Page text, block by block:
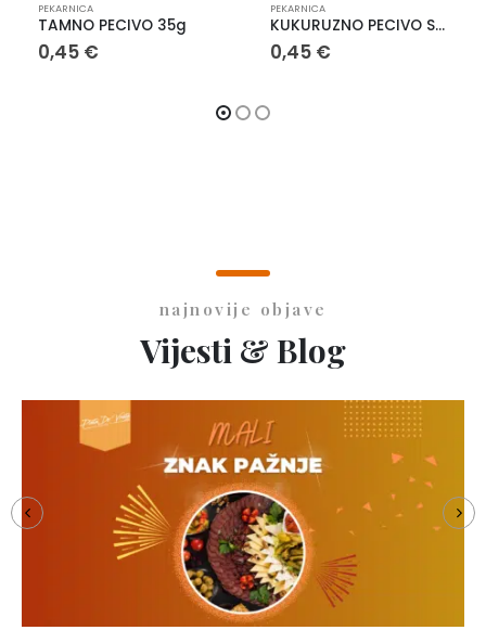
PEKARNICA
TAMNO PECIVO 35g
0,45 €
PEKARNICA
KUKURUZNO PECIVO SA SJEMENKAMA 44g
0,45 €
najnovije objave
Vijesti & Blog